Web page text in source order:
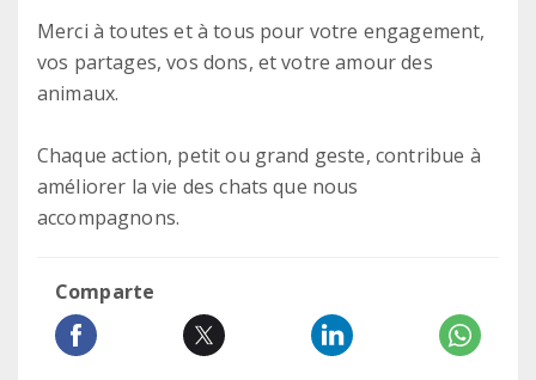
Merci à toutes et à tous pour votre engagement,
vos partages, vos dons, et votre amour des
animaux.
Chaque action, petit ou grand geste, contribue à
améliorer la vie des chats que nous
accompagnons.
Comparte